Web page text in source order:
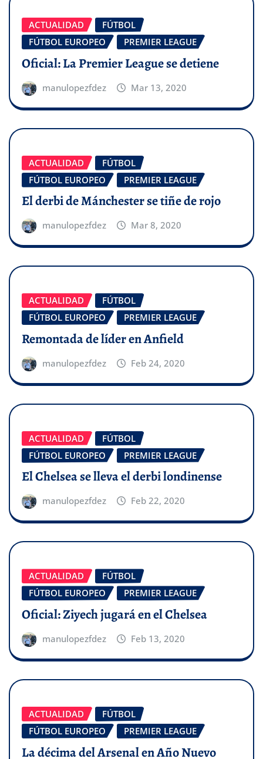
ACTUALIDAD
FÚTBOL
FÚTBOL EUROPEO
PREMIER LEAGUE
Oficial: La Premier League se detiene
manulopezfdez Mar 13, 2020
ACTUALIDAD
FÚTBOL
FÚTBOL EUROPEO
PREMIER LEAGUE
El derbi de Mánchester se tiñe de rojo
manulopezfdez Mar 8, 2020
ACTUALIDAD
FÚTBOL
FÚTBOL EUROPEO
PREMIER LEAGUE
Remontada de líder en Anfield
manulopezfdez Feb 24, 2020
ACTUALIDAD
FÚTBOL
FÚTBOL EUROPEO
PREMIER LEAGUE
El Chelsea se lleva el derbi londinense
manulopezfdez Feb 22, 2020
ACTUALIDAD
FÚTBOL
FÚTBOL EUROPEO
PREMIER LEAGUE
Oficial: Ziyech jugará en el Chelsea
manulopezfdez Feb 13, 2020
ACTUALIDAD
FÚTBOL
FÚTBOL EUROPEO
PREMIER LEAGUE
La décima del Arsenal en Año Nuevo